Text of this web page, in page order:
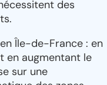
des
Île-de-France : en
en augmentant le
sur une